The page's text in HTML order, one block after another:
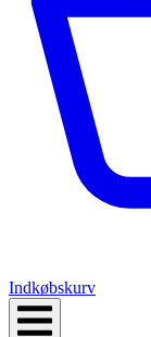
Indkøbskurv